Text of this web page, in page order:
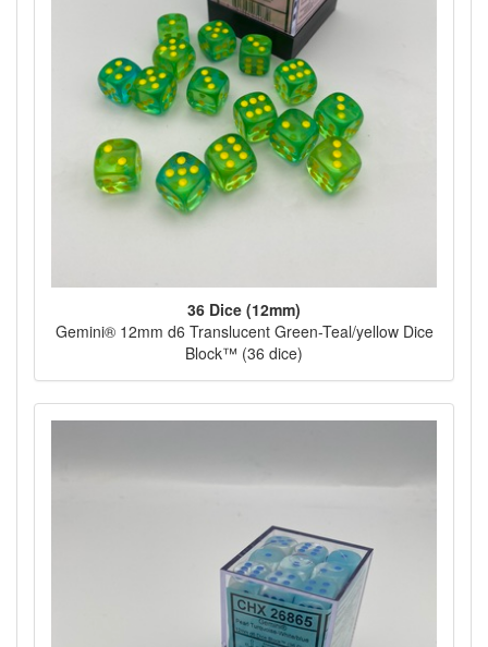
36 Dice (12mm)
Gemini® 12mm d6 Translucent Green-Teal/yellow Dice
Block™ (36 dice)